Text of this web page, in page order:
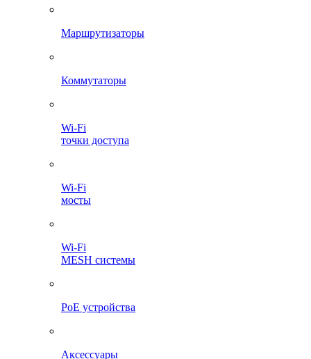
Маршрутизаторы
Коммутаторы
Wi-Fi
точки доступа
Wi-Fi
мосты
Wi-Fi
MESH системы
PoE устройства
Аксессуары